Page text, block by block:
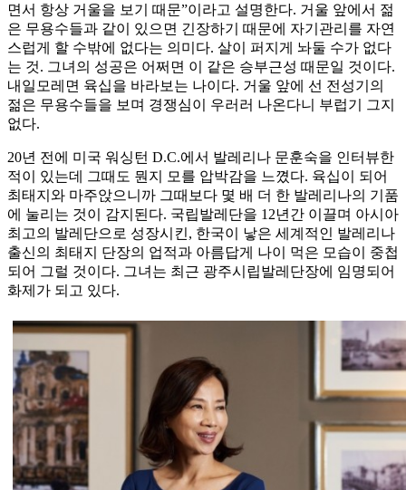
면서 항상 거울을 보기 때문”이라고 설명한다. 거울 앞에서 젊
은 무용수들과 같이 있으면 긴장하기 때문에 자기관리를 자연
스럽게 할 수밖에 없다는 의미다. 살이 퍼지게 놔둘 수가 없다
는 것. 그녀의 성공은 어쩌면 이 같은 승부근성 때문일 것이다.
내일모레면 육십을 바라보는 나이다. 거울 앞에 선 전성기의
젊은 무용수들을 보며 경쟁심이 우러러 나온다니 부럽기 그지
없다.
20년 전에 미국 워싱턴 D.C.에서 발레리나 문훈숙을 인터뷰한
적이 있는데 그때도 뭔지 모를 압박감을 느꼈다. 육십이 되어
최태지와 마주앉으니까 그때보다 몇 배 더 한 발레리나의 기품
에 눌리는 것이 감지된다. 국립발레단을 12년간 이끌며 아시아
최고의 발레단으로 성장시킨, 한국이 낳은 세계적인 발레리나
출신의 최태지 단장의 업적과 아름답게 나이 먹은 모습이 중첩
되어 그럴 것이다. 그녀는 최근 광주시립발레단장에 임명되어
화제가 되고 있다.